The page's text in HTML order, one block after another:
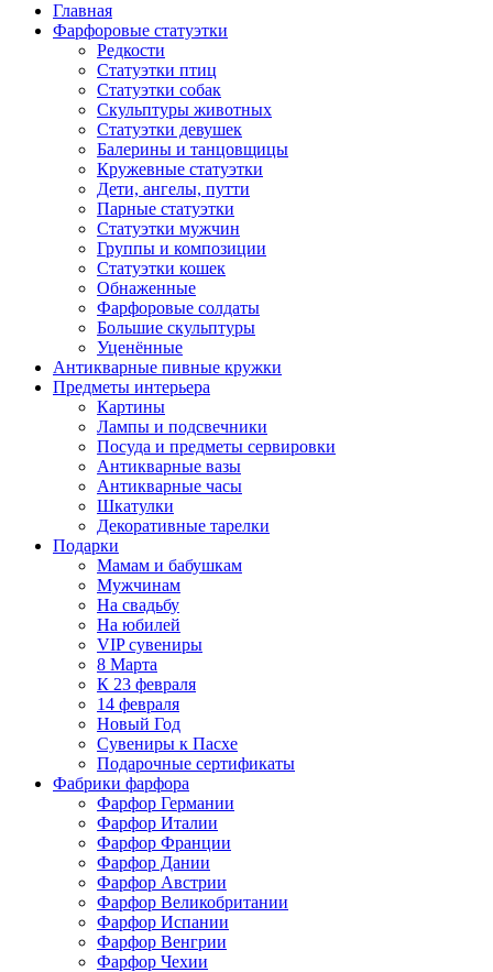
Главная
Фарфоровые статуэтки
Редкости
Cтатуэтки птиц
Cтатуэтки собак
Скульптуры животных
Статуэтки девушек
Балерины и танцовщицы
Кружевные статуэтки
Дети, ангелы, путти
Парные статуэтки
Статуэтки мужчин
Группы и композиции
Статуэтки кошек
Обнаженные
Фарфоровые солдаты
Большие скульптуры
Уценённые
Антикварные пивные кружки
Предметы интерьера
Картины
Лампы и подсвечники
Посуда и предметы сервировки
Антикварные вазы
Антикварные часы
Шкатулки
Декоративные тарелки
Подарки
Мамам и бабушкам
Мужчинам
На свадьбу
На юбилей
VIP сувениры
8 Марта
К 23 февраля
14 февраля
Новый Год
Сувениры к Пасхе
Подарочные сертификаты
Фабрики фарфора
Фарфор Германии
Фарфор Италии
Фарфор Франции
Фарфор Дании
Фарфор Австрии
Фарфор Великобритании
Фарфор Испании
Фарфор Венгрии
Фарфор Чехии